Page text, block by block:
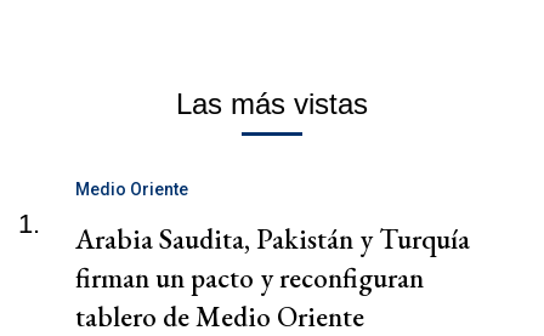
Las más vistas
1.
Medio Oriente
Arabia Saudita, Pakistán y Turquía
firman un pacto y reconfiguran
tablero de Medio Oriente